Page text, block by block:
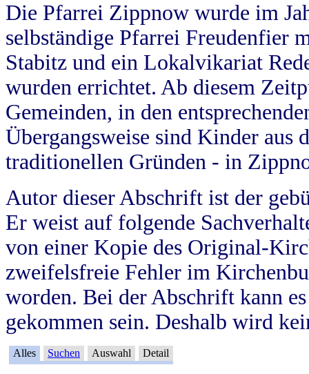
Die Pfarrei Zippnow wurde im
selbständige Pfarrei Freudenfier
Stabitz und ein Lokalvikariat
wurden errichtet. Ab diesem
Gemeinden, in den
Übergangsweise sind Kinder aus
traditionellen Gründen - in
Autor dieser Abschrift ist der
Er weist auf folgende
von einer Kopie des Original-
zweifelsfreie Fehler im
worden. Bei der Abschrift kann
gekommen sein. Deshalb wird
Alles Suchen Auswahl Detail